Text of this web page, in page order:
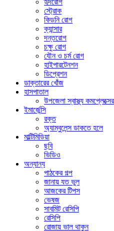
হৃদরোগ
স্ট্রোক
কিডনি রোগ
ক্যান্সার
দন্তরোগ
চক্ষু রোগ
যৌন ও চর্ম রোগ
হাইপারটেনশন
ডিপ্রেশন
ডাক্তারের খোঁজ
হাসপাতাল
উপজেলা স্বাস্থ্য
ইমার্জেন্সি
রক্ত
অ্যাম্বুলেন্স ডাকতে হলে
মাল্টিমিডিয়া
ছবি
ভিডিও
অন্যান্য
পাঠকের গল্প
জানায় যত ভুল
আজকের টিপস
ভেষজ
সাবমিট রেসিপি
রেসিপি
রোজায় ভাল থাকুন